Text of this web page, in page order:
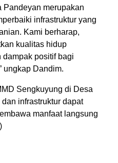
Pandeyan merupakan
infrastruktur yang
Kami berharap,
kualitas hidup
dampak positif bagi
ungkap Dandim.
Sengkuyung di Desa
infrastruktur dapat
manfaat langsung